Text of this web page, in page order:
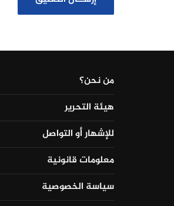
من نحن؟
هيئة التحرير
للإشهار أو التواصل
معلومات قانونية
سياسة الخصوصية